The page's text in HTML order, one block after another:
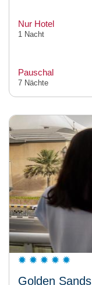
Nur Hotel
1 Nacht
Pauschal
7 Nächte
Golden Sands